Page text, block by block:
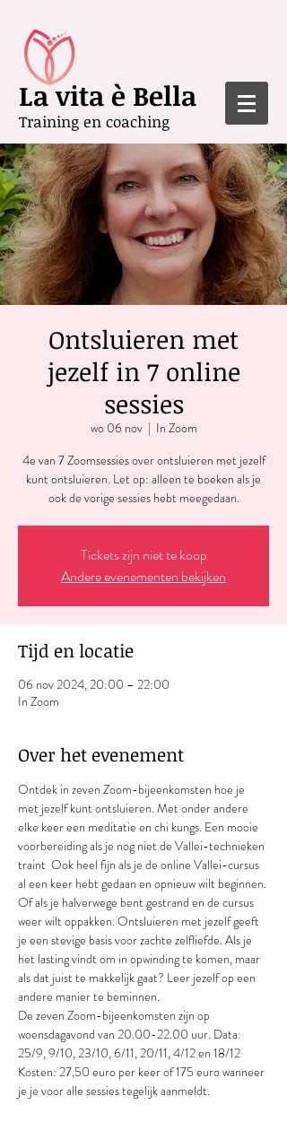
La vita è Bella
Training en coaching
Ontsluieren met
jezelf in 7 online
sessies
wo 06 nov
  |
In Zoom
4e van 7 Zoomsessies over ontsluieren met jezelf
kunt ontsluieren. Let op: alleen te boeken als je
ook de vorige sessies hebt meegedaan.
Tickets zijn niet te koop
Andere evenementen bekijken
Tijd en locatie
06 nov 2024, 20:00 – 22:00
In Zoom
Over het evenement
Ontdek in zeven Zoom-bijeenkomsten hoe je
met jezelf kunt ontsluieren. Met onder andere
elke keer een meditatie en chi kungs. Een mooie
voorbereiding als je nog niet de Vallei-technieken
traint  Ook heel fijn als je de online Vallei-cursus
al een keer hebt gedaan en opnieuw wilt beginnen.
Of als je halverwege bent gestrand en de cursus
weer wilt oppakken. Ontsluieren met jezelf geeft
je een stevige basis voor zachte zelfliefde. Als je
het lasting vindt om in opwinding te komen, maar
als dat juist te makkelijk gaat? Leer jezelf op een
andere manier te beminnen.
De zeven Zoom-bijeenkomsten zijn op
woensdagavond van 20.00-22.00 uur. Data:
25/9, 9/10, 23/10, 6/11, 20/11, 4/12 en 18/12
Kosten: 27,50 euro per keer of 175 euro wanneer
je je voor alle sessies tegelijk aanmeldt.